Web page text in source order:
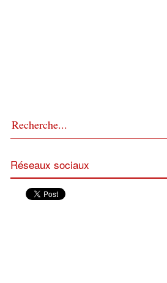
Réseaux sociaux